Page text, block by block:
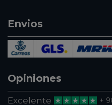
Envios
Opiniones
Excelente +